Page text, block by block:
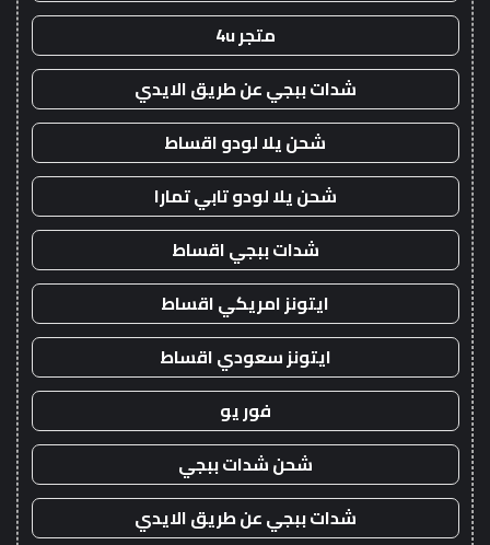
متجر 4u
شدات ببجي عن طريق الايدي
شحن يلا لودو اقساط
شحن يلا لودو تابي تمارا
شدات ببجي اقساط
ايتونز امريكي اقساط
ايتونز سعودي اقساط
فور يو
شحن شدات ببجي
شدات ببجي عن طريق الايدي